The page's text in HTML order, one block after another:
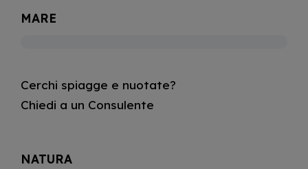
MARE
Cerchi spiagge e nuotate?
Chiedi a un Consulente
NATURA